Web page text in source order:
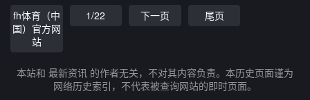
fh体育（中
国）官方网
站
1/22 下一页 尾页
本站和 最新资讯 的作者无关，不对其内容负责。本历史页面谨为
网络历史索引，不代表被查询网站的即时页面。